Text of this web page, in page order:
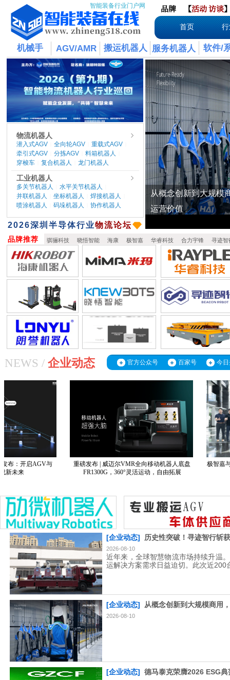
智能装备行业门户网 品牌 【活动访谈
首页
机械手 软件/
搬运机器人
AGV/AMR 服务机器人
物流机器人
潜入式AGV 全向轮AGV 重载式AGV
牵引式AGV 分拣AGV 料箱机器人
穿梭车 复合机器人 龙门机器人
工业机器人
多关节机器人 水平关节机器人
并联机器人 坐标机器人 焊接机器人
喷涂机器人 码垛机器人 协作机器人
​2026深圳半导体行业物流论坛
骐骊科技 晓悟智能 海康 极智嘉 华睿科技 合力宇锋 寻迹智
品牌推荐
官方公众号 百家号 今
NEWS / 企业动态
开启AGV与
来
重磅发布 | 威迈尔VMR全向移动机器人底盘
FR1300G，360°灵活运动，自由拓展
极智嘉与神
[企业动态] 历史性突破！寻迹智行斩
2026-08-10
近年来，全球智慧物流市场持续升温
运解决方案需求日益迫切。此次近
[企业动态] 从概念创新到大规模商用
2026-08-10
[企业动态] 德马泰克荣膺2026 ESG